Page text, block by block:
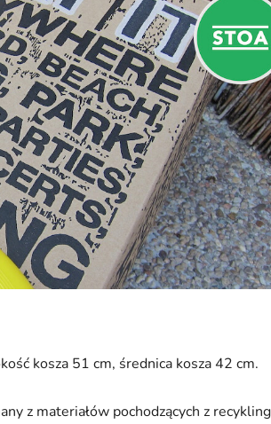
kosza 51 cm, średnica kosza 42 cm.
z materiałów pochodzących z